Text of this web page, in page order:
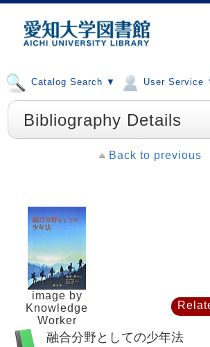
Catalog Search ▼ User Service
Bibliography Details
Back to previous
image by
Knowledge
Worker
融合分野としての少年法